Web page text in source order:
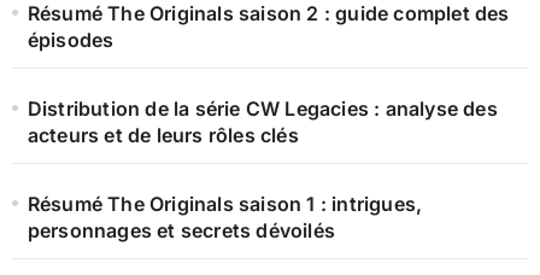
Résumé The Originals saison 2 : guide complet des
épisodes
Distribution de la série CW Legacies : analyse des
acteurs et de leurs rôles clés
Résumé The Originals saison 1 : intrigues,
personnages et secrets dévoilés